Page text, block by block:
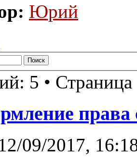
Юрий
5 • Страница
права
09/2017,